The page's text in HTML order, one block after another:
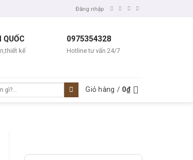
Đăng nhập
QUỐC
kế
0975354328
Hotline tư vấn 24/7
Giỏ hàng / 0₫